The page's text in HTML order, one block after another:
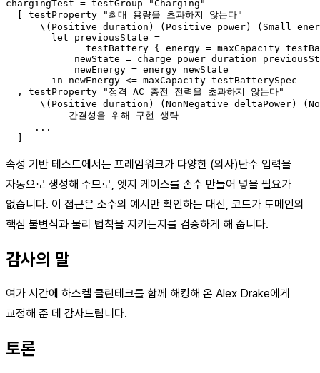
chargingTest = testGroup "Charging"
  [ testProperty "최대 용량을 초과하지 않는다"
\(Positive duration) (Positive power) (Small
        let previousState =
testBattery { energy = maxCapacity
newState = charge power duration
            newEnergy = energy newState
        in newEnergy <= maxCapacity testBatterySpec
  , testProperty "정격 AC 충전 전력을 초과하지 않는다"
\(Positive duration) (NonNegative deltaPower)
        -- 간결성을 위해 구현 생략
  -- ...
속성 기반 테스트에서는 프레임워크가 다양한 (의사)난수 입력을
자동으로 생성해 주므로, 엣지 케이스를 손수 만들어 넣을 필요가
없습니다. 이 접근은 소수의 예시만 확인하는 대신, 코드가 도메인의
핵심 불변식과 물리 법칙을 지키는지를 검증하게 해 줍니다.
감사의 말
여가 시간에 하스켈 클린테크를 함께 해킹해 온 Alex Drake에게
교정해 준 데 감사드립니다.
토론